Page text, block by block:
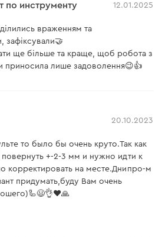
по инструменту 12.01.2025
враженням та
зафіксували🤝
ще більше та краще, щоб робота з
приносила лише задоволення😉👍
20.10.2023
то было бы очень круто.Так как
+-2-3 мм и нужно идти к
корректировать на месте.Днипро-м
придумать,буду Вам очень